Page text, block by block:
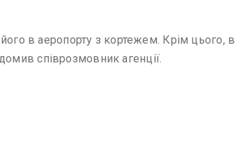
в аеропорту з кортежем. Крім цього,
співрозмовник агенції.